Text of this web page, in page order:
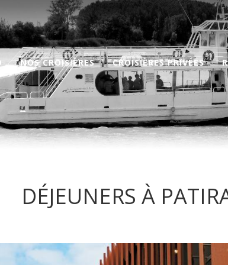
NOS CROISIÈRES CROISIÈRES PRIVÉES
DÉJEUNERS À